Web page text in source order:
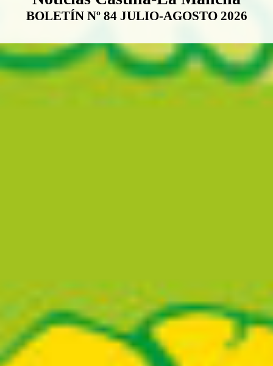
BOLETÍN Nº 84 JULIO-AGOSTO 2026